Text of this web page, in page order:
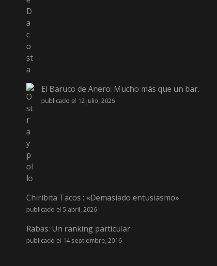
El Baruco de Anero: Mucho más que un bar.
publicado el 12 julio, 2026
Chiribita Tacos : «Demasiado entusiasmo»
publicado el 5 abril, 2026
Rabas: Un ranking particular
publicado el 14 septiembre, 2016